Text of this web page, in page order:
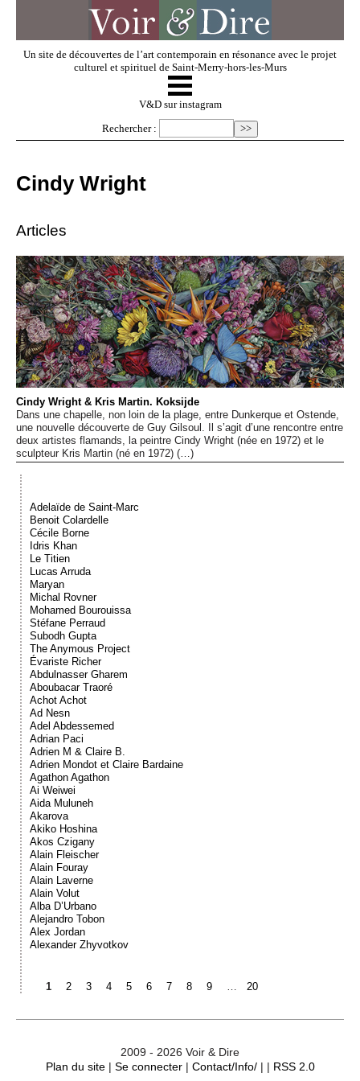
Un site de découvertes de l’art contemporain en résonance avec le projet
culturel et spirituel de Saint-Merry-hors-les-Murs
V & D
Regarder
Dossiers
Événements
Sacré
☰
V&D sur instagram
Rechercher :
Cindy Wright
Articles
Cindy Wright & Kris Martin. Koksijde
Dans une chapelle, non loin de la plage, entre Dunkerque et Ostende,
une nouvelle découverte de Guy Gilsoul. Il s’agit d’une rencontre entre
deux artistes flamands, la peintre Cindy Wright (née en 1972) et le
sculpteur Kris Martin (né en 1972) (…)
Adelaïde de Saint-Marc
Benoit Colardelle
Cécile Borne
Idris Khan
Le Titien
Lucas Arruda
Maryan
Michal Rovner
Mohamed Bourouissa
Stéfane Perraud
Subodh Gupta
The Anymous Project
Évariste Richer
Abdulnasser Gharem
Aboubacar Traoré
Achot Achot
Ad Nesn
Adel Abdessemed
Adrian Paci
Adrien M & Claire B.
Adrien Mondot et Claire Bardaine
Agathon Agathon
Ai Weiwei
Aida Muluneh
Akarova
Akiko Hoshina
Akos Czigany
Alain Fleischer
Alain Fouray
Alain Laverne
Alain Volut
Alba D’Urbano
Alejandro Tobon
Alex Jordan
Alexander Zhyvotkov
1 2 3 4 5 6 7 8 9 … 20
2009 - 2026 Voir & Dire
Plan du site| Se connecter| Contact/Info/| | RSS 2.0